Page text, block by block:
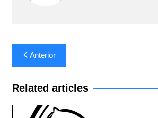
Navegación
de
entradas
Anterior
Related articles